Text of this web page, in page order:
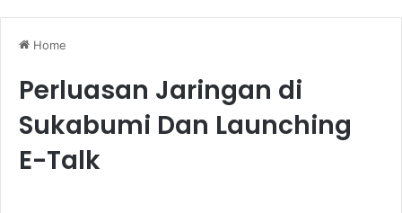
Home
Perluasan Jaringan di
Sukabumi Dan Launching
E-Talk